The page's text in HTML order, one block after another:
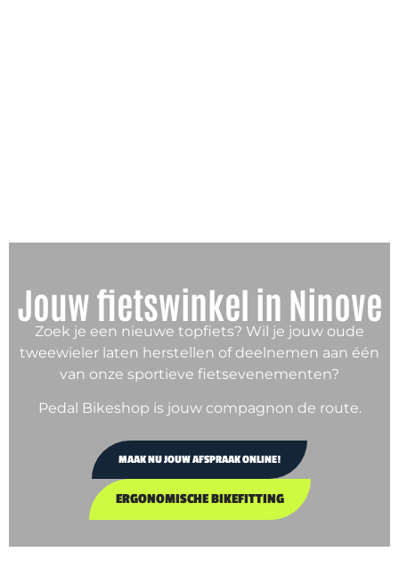
Jouw fietswinkel in Ninove
Zoek je een nieuwe topfiets? Wil je jouw oude
tweewieler laten herstellen of deelnemen aan één
van onze sportieve fietsevenementen?
Pedal Bikeshop is jouw compagnon de route.
MAAK NU JOUW AFSPRAAK ONLINE!
ERGONOMISCHE BIKEFITTING